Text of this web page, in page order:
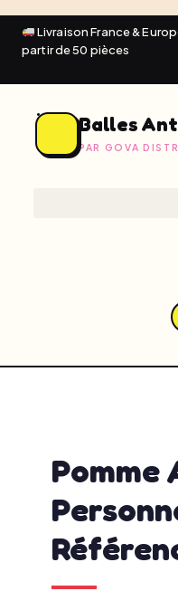
Livraison France &
partir de 50 pièces
Balles
PAR GOVA
Pomme